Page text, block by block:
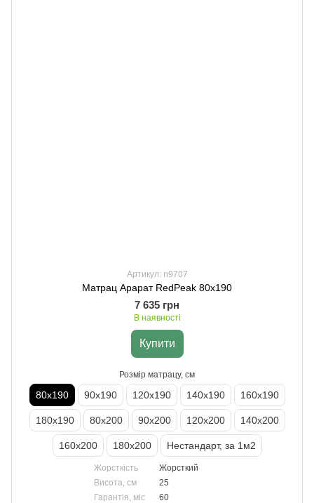
Артикул: n9707
Матрац Арарат RedPeak 80х190
7 635 грн
В наявності
Купити
Розмір матрацу, см
80х190 90х190 120х190 140х190 160х190
180х190 80х200 90х200 120х200 140х200
160х200 180х200 Нестандарт, за 1м2
Жорсткість
Жорсткий
Висота, см
25
Гарантія, міс
60